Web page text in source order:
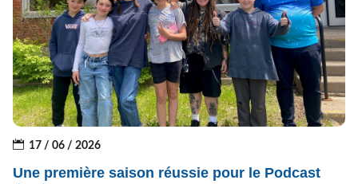
17 / 06 / 2026
Une première saison réussie pour le Podcast